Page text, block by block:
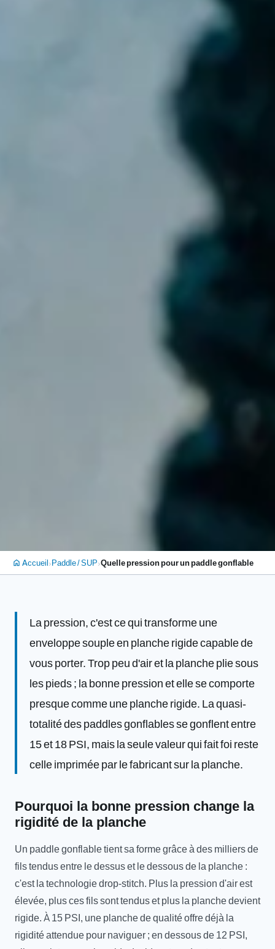
home Accueil›Paddle / SUP›Quelle pression pour un paddle gonflable
La pression, c'est ce qui transforme une
enveloppe souple en planche rigide capable de
vous porter. Trop peu d'air et la planche plie sous
les pieds ; la bonne pression et elle se comporte
presque comme une planche rigide. La quasi-
totalité des paddles gonflables se gonflent entre
15 et 18 PSI, mais la seule valeur qui fait foi reste
celle imprimée par le fabricant sur la planche.
Pourquoi la bonne pression change la
rigidité de la planche
Un paddle gonflable tient sa forme grâce à des milliers de
fils tendus entre le dessus et le dessous de la planche :
c'est la technologie drop-stitch. Plus la pression d'air est
élevée, plus ces fils sont tendus et plus la planche devient
rigide. À 15 PSI, une planche de qualité offre déjà la
rigidité attendue pour naviguer ; en dessous de 12 PSI,